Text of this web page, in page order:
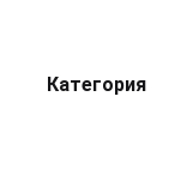
Категория